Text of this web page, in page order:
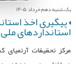
یک شنبه دهم خرداد 1405
استانداردهای
مرکز تحقیقات